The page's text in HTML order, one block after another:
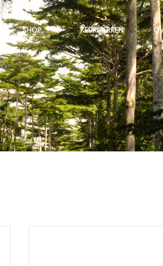
SHOP KEURMERKEN